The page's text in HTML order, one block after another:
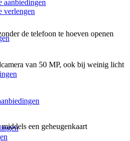
aanbiedingen
verlengen
de telefoon te hoeven openen
van 50 MP, ook bij weinig licht
een geheugenkaart